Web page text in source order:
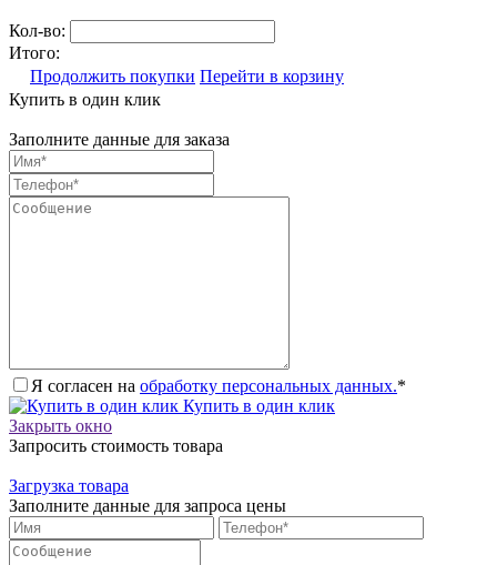
Кол-во:
Итого:
Продолжить покупки Перейти в корзину
Купить в один клик
Заполните данные для заказа
Я согласен на обработку персональных данных.*
Купить в один клик
Закрыть окно
Запросить стоимость товара
Загрузка товара
Заполните данные для запроса цены